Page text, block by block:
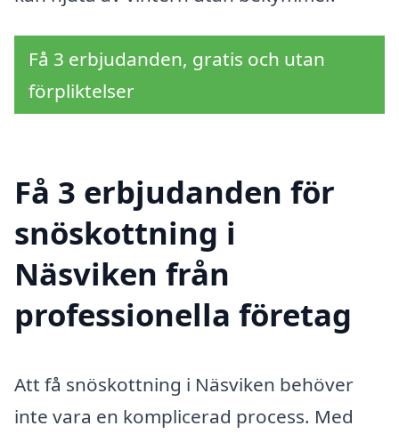
Få 3 erbjudanden, gratis och utan
förpliktelser
Få 3 erbjudanden för
snöskottning i
Näsviken från
professionella företag
Att få snöskottning i Näsviken behöver
inte vara en komplicerad process. Med